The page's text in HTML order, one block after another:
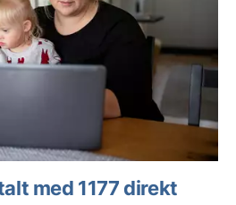
med 1177 direkt